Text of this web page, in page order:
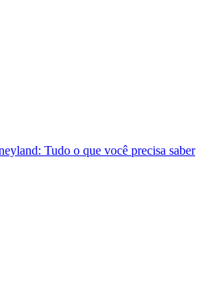
Tudo o que você precisa saber